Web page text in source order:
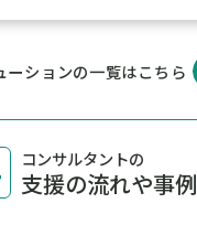
ーションの一覧はこちら
コンサルタントの
支援の流れや事例